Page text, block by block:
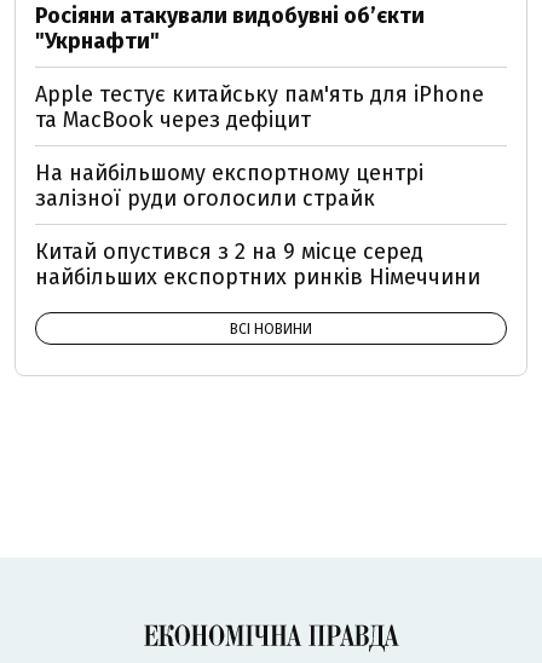
Росіяни атакували видобувні обʼєкти
"Укрнафти"
Apple тестує китайську пам'ять для iPhone
та MacBook через дефіцит
На найбільшому експортному центрі
залізної руди оголосили страйк
Китай опустився з 2 на 9 місце серед
найбільших експортних ринків Німеччини
ВСІ НОВИНИ